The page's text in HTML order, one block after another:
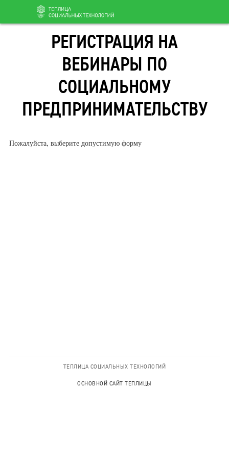
РЕГИСТРАЦИЯ НА
ВЕБИНАРЫ ПО
СОЦИАЛЬНОМУ
ПРЕДПРИНИМАТЕЛЬСТВУ
Пожалуйста, выберите допустимую форму
ТЕПЛИЦА СОЦИАЛЬНЫХ ТЕХНОЛОГИЙ
ОСНОВНОЙ САЙТ ТЕПЛИЦЫ